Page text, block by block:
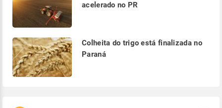
acelerado no PR
Colheita do trigo está finalizada no
Paraná